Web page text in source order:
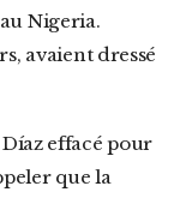
Nigeria.
avaient dressé
que la